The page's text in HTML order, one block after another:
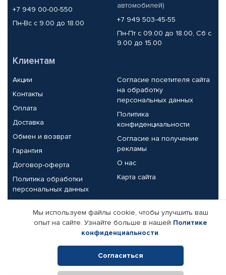
+7 949 00-00-550
Пн-Вс с 9.00 до 18.00
автомобилей)
+7 949 503-45-55
Пн-Пт с 09.00 до 18.00, Сб с
9.00 до 15.00
Клиентам
Акции
Контакты
Оплата
Доставка
Обмен и возврат
Гарантия
Договор-оферта
Политика обработки
персональных данных
Согласие посетителя сайта
на обработку
персональных данных
Политика
конфиденциальности
Согласие на получение
рекламы
О нас
Карта сайта
Партнерам
Корпоративным клиентам
Поставщикам
Реквизиты компании
Мы используем файлы cookie, чтобы улучшить ваш
опыт на сайте. Узнайте больше в нашей Политике
конфиденциальности.
Согласиться